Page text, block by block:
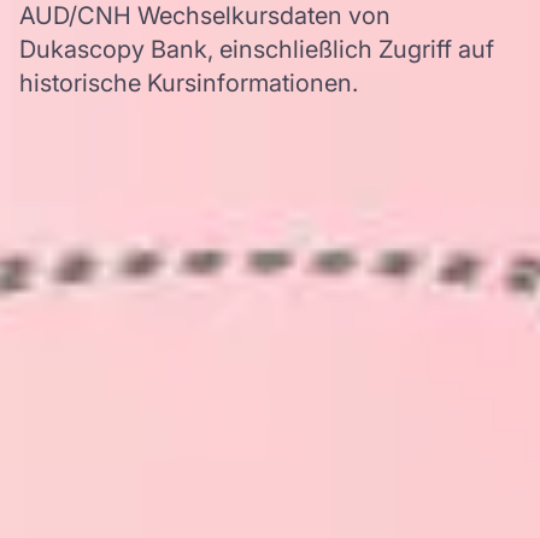
AUD/CNH Wechselkursdaten von
Dukascopy Bank, einschließlich Zugriff auf
historische Kursinformationen.